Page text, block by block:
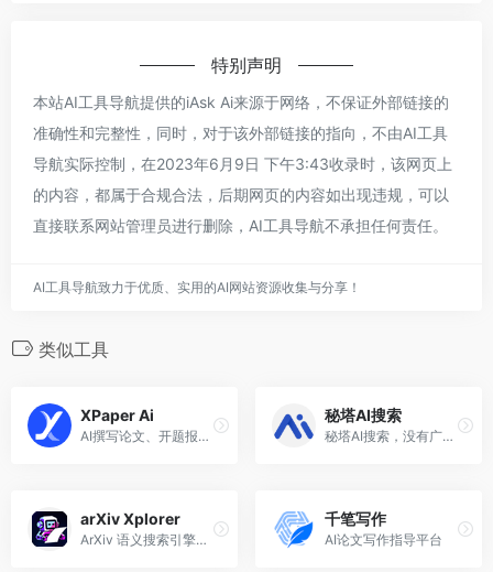
特别声明
本站AI工具导航提供的iAsk Ai来源于网络，不保证外部链接的
准确性和完整性，同时，对于该外部链接的指向，不由AI工具
导航实际控制，在2023年6月9日 下午3:43收录时，该网页上
的内容，都属于合规合法，后期网页的内容如出现违规，可以
直接联系网站管理员进行删除，AI工具导航不承担任何责任。
AI工具导航致力于优质、实用的AI网站资源收集与分享！
类似工具
XPaper Ai
AI撰写论文、开题报告生成、AI论文生成器尽在XPaper Ai论文写作辅助指导平台
秘塔AI搜索
秘塔AI搜索，没有广告，直达结果
arXiv Xplorer
ArXiv 语义搜索引擎，帮您快速轻松的查找，保存和下载arXiv文章。
千笔写作
AI论文写作指导平台